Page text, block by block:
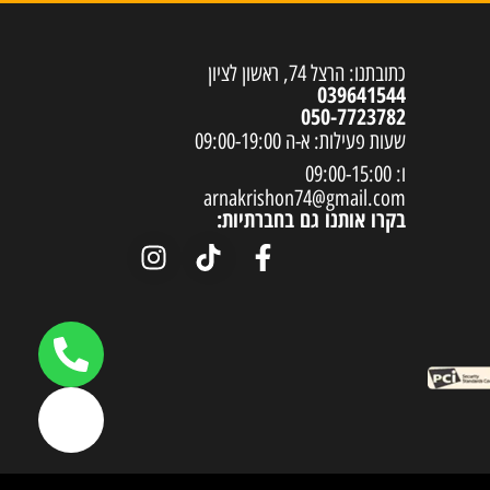
כתובתנו: הרצל 74, ראשון לציון
039641544
050-7723782
שעות פעילות: א-ה 09:00-19:00
ו: 09:00-15:00
arnakrishon74@gmail.com
בקרו אותנו גם בחברתיות: